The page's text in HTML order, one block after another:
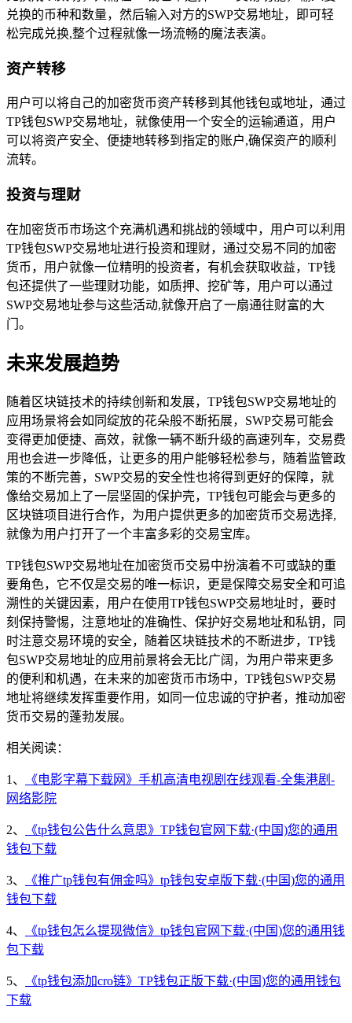
兑换的币种和数量，然后输入对方的SWP交易地址，即可轻
松完成兑换,整个过程就像一场流畅的魔法表演。
资产转移
用户可以将自己的加密货币资产转移到其他钱包或地址，通过
TP钱包SWP交易地址，就像使用一个安全的运输通道，用户
可以将资产安全、便捷地转移到指定的账户,确保资产的顺利
流转。
投资与理财
在加密货币市场这个充满机遇和挑战的领域中，用户可以利用
TP钱包SWP交易地址进行投资和理财，通过交易不同的加密
货币，用户就像一位精明的投资者，有机会获取收益，TP钱
包还提供了一些理财功能，如质押、挖矿等，用户可以通过
SWP交易地址参与这些活动,就像开启了一扇通往财富的大
门。
未来发展趋势
随着区块链技术的持续创新和发展，TP钱包SWP交易地址的
应用场景将会如同绽放的花朵般不断拓展，SWP交易可能会
变得更加便捷、高效，就像一辆不断升级的高速列车，交易费
用也会进一步降低，让更多的用户能够轻松参与，随着监管政
策的不断完善，SWP交易的安全性也将得到更好的保障，就
像给交易加上了一层坚固的保护壳，TP钱包可能会与更多的
区块链项目进行合作，为用户提供更多的加密货币交易选择,
就像为用户打开了一个丰富多彩的交易宝库。
TP钱包SWP交易地址在加密货币交易中扮演着不可或缺的重
要角色，它不仅是交易的唯一标识，更是保障交易安全和可追
溯性的关键因素，用户在使用TP钱包SWP交易地址时，要时
刻保持警惕，注意地址的准确性、保护好交易地址和私钥，同
时注意交易环境的安全，随着区块链技术的不断进步，TP钱
包SWP交易地址的应用前景将会无比广阔，为用户带来更多
的便利和机遇，在未来的加密货币市场中，TP钱包SWP交易
地址将继续发挥重要作用，如同一位忠诚的守护者，推动加密
货币交易的蓬勃发展。
相关阅读：
1、
《电影字幕下载网》手机高清电视剧在线观看-全集港剧-
网络影院
2、
《tp钱包公告什么意思》TP钱包官网下载·(中国)您的通用
钱包下载
3、
《推广tp钱包有佣金吗》tp钱包安卓版下载·(中国)您的通用
钱包下载
4、
《tp钱包怎么提现微信》tp钱包官网下载·(中国)您的通用钱
包下载
5、
《tp钱包添加cro链》TP钱包正版下载·(中国)您的通用钱包
下载